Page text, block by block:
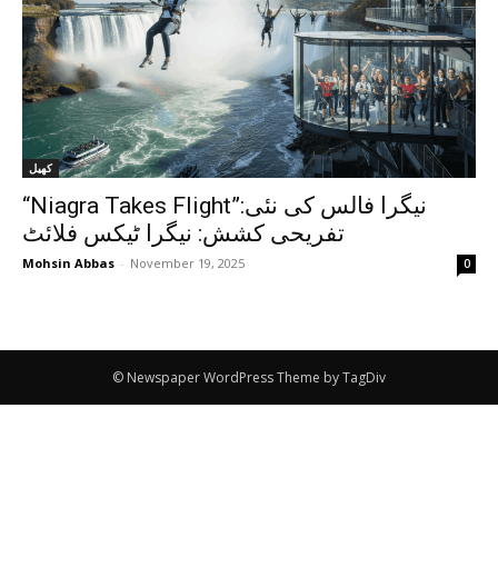
کھیل
“Niagra Takes Flight”:نیگرا فالس کی نئی
تفریحی کشش: نیگرا ٹیکس فلائٹ
Mohsin Abbas - November 19, 2025 0
© Newspaper WordPress Theme by TagDiv